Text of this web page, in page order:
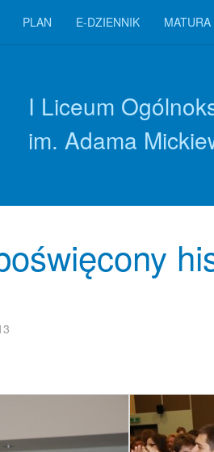
PLAN E-DZIENNIK MATURA
I Liceum
im. Adama